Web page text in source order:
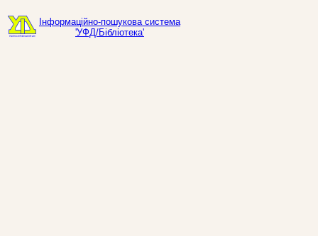
Інформаційно-пошукова система
'УФД/Бібліотека'